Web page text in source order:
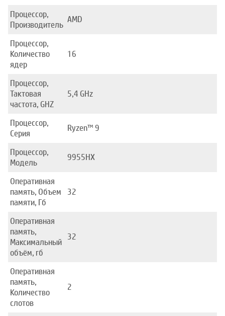
Процессор,
Производитель
AMD
Процессор,
Количество
ядер
16
Процессор,
Тактовая
частота, GHZ
5,4 GHz
Процессор,
Серия
Ryzen™ 9
Процессор,
Модель
9955HX
Оперативная
память, Объем
памяти, Гб
32
Оперативная
память,
Максимальный
объём, гб
32
Оперативная
память,
Количество
слотов
2